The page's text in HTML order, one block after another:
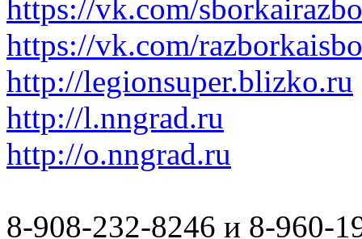
https://vk.com/
https://vk.com/
http://legionsuper.blizko.ru
http://l.nngrad.ru
http://o.nngrad.ru
8-908-232-8246 и 8-960-